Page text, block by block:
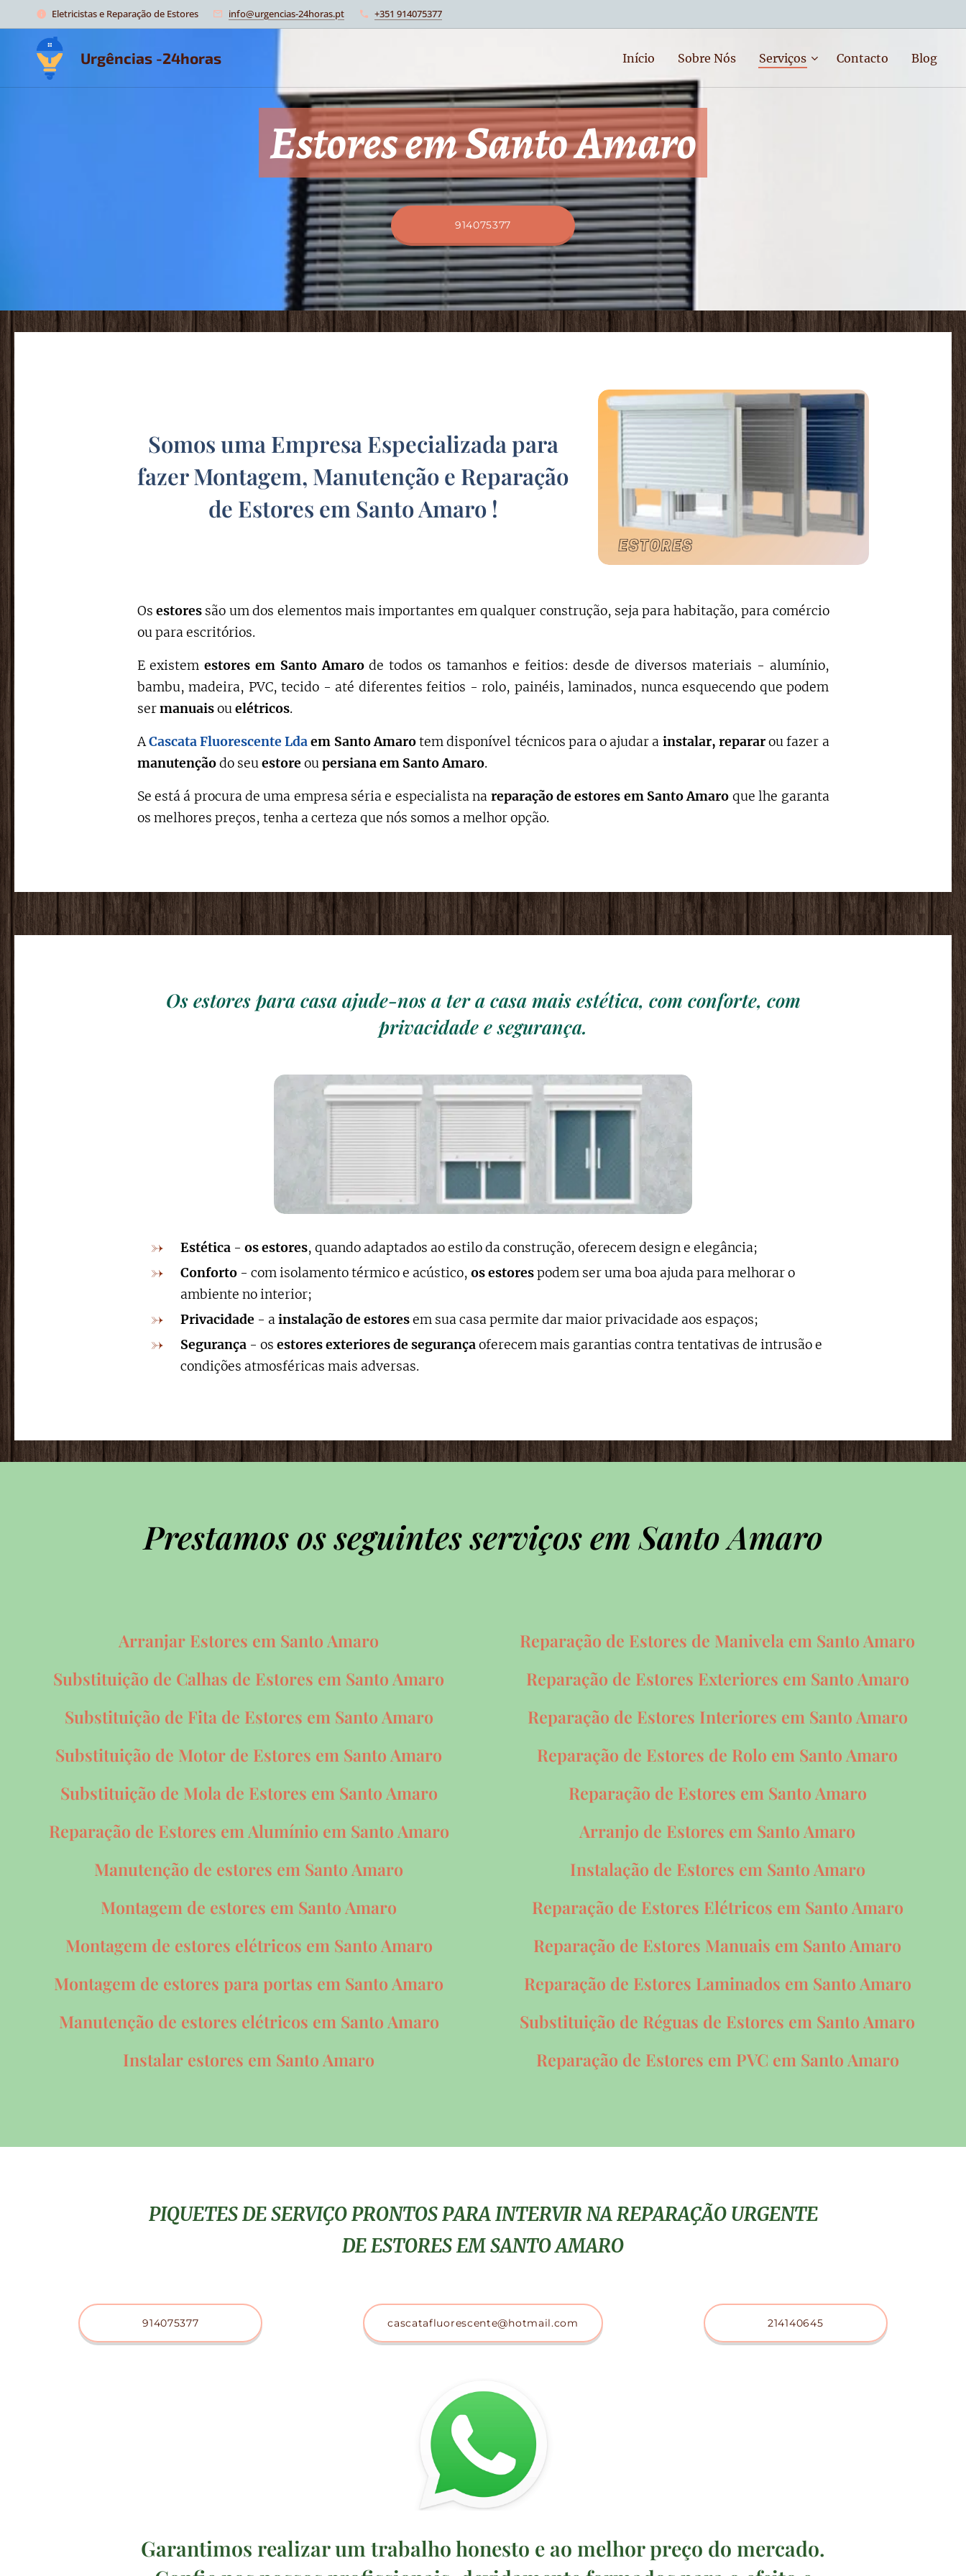
Eletricistas e Reparação de Estores info@urgencias-24horas.pt +351 914075377
Urgências -24horas Início Sobre Nós Serviços Contacto Blog
Estores em Santo Amaro
914075377
Somos uma Empresa Especializada para
fazer Montagem, Manutenção e Reparação
de Estores em Santo Amaro !
Os estoressão um dos elementos mais importantes em qualquer construção, seja para habitação, para comércio
ou para escritórios.
E existemestores em Santo Amarode todos os tamanhos e feitios: desde de diversos materiais - alumínio,
bambu, madeira, PVC, tecido - até diferentes feitios - rolo, painéis, laminados, nunca esquecendo que podem
sermanuaisouelétricos.
ACascata Fluorescente Ldaem Santo Amarotem disponível técnicos para o ajudar a instalar, repararou fazer a
manutençãodo seuestore oupersiana em Santo Amaro.
Se está á procura de uma empresa séria e especialista na reparação de estores em Santo Amaro que lhe garanta
os melhores preços, tenha a certeza que nós somos a melhor opção.
Os estores para casa ajude-nos a ter a casa mais estética, com conforte, com
privacidade e segurança.
Estética- os estores, quando adaptados ao estilo da construção, oferecem design e elegância;
Conforto- com isolamento térmico e acústico, os estorespodem ser uma boa ajuda para melhorar o
ambiente no interior;
Privacidade - ainstalação de estoresem sua casa permite dar maior privacidade aos espaços;
Segurança- os estores exteriores de segurançaoferecem mais garantias contra tentativas de intrusão e
condições atmosféricas mais adversas.
Prestamos os seguintes serviços em Santo Amaro
Arranjar Estores em Santo Amaro
Substituição de Calhas de Estores em Santo Amaro
Substituição de Fita de Estores em Santo Amaro
Substituição de Motor de Estores em Santo Amaro
Substituição de Mola de Estores em Santo Amaro
Reparação de Estores em Alumínio em Santo Amaro
Manutenção de estores em Santo Amaro
Montagem de estores em Santo Amaro
Montagem de estores elétricos em Santo Amaro
Montagem de estores para portas em Santo Amaro
Manutenção de estores elétricos em Santo Amaro
Instalar estores em Santo Amaro
Reparação de Estores de Manivela em Santo Amaro
Reparação de Estores Exteriores em Santo Amaro
Reparação de Estores Interiores em Santo Amaro
Reparação de Estores de Rolo em Santo Amaro
Reparação de Estores em Santo Amaro
Arranjo de Estores em Santo Amaro
Instalação de Estores em Santo Amaro
Reparação de Estores Elétricos em Santo Amaro
Reparação de Estores Manuais em Santo Amaro
Reparação de Estores Laminados em Santo Amaro
Substituição de Réguas de Estores em Santo Amaro
Reparação de Estores em PVC em Santo Amaro
PIQUETES DE SERVIÇO PRONTOS PARA INTERVIR NA REPARAÇÃO URGENTE
DE ESTORES EM SANTO AMARO
914075377 cascatafluorescente@hotmail.com 214140645
Garantimos realizar um trabalho honesto e ao melhor preço do mercado.